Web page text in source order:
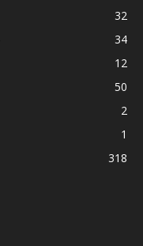
32
34
12
50
2
1
318